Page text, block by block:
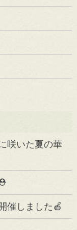
咲いた夏の華
催しました🍎